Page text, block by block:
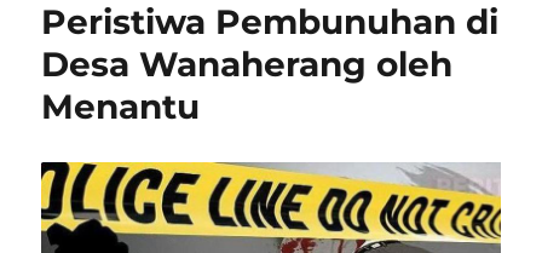
Peristiwa Pembunuhan di
Desa Wanaherang oleh
Menantu